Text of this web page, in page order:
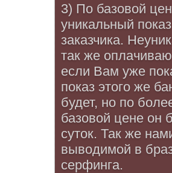
3) По базовой
уникальный
заказчика.
так же
если Вам уже
показ этого же
будет, но по
базовой цене он
суток. Так же
выводимой в
серфинга.